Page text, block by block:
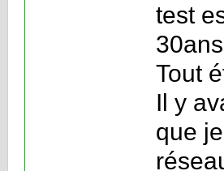
test
Tout
Il y
que